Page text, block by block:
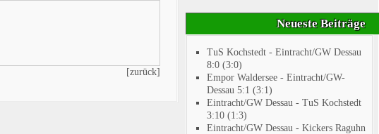
[zurück]
Neueste Beiträge
TuS Kochstedt - Eintracht/GW Dessau
8:0 (3:0)
Empor Waldersee - Eintracht/GW-
Dessau 5:1 (3:1)
Eintracht/GW Dessau - TuS Kochstedt
3:10 (1:3)
Eintracht/GW Dessau - Kickers Raguhn